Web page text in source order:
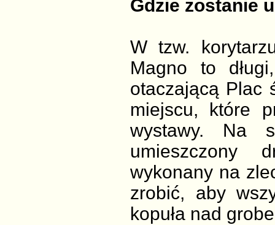
Gdzie zostanie
W tzw.
Magno to
otaczającą Plac
miejscu, które
wystawy. Na
umieszczony
wykonany na
zrobić, aby
kopuła nad